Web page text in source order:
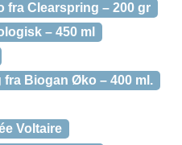
fra Clearspring – 200 gr
– 450 ml
Biogan Øko – 400 ml.
Voltaire